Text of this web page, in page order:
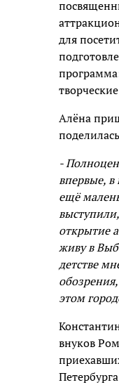
для
Алёна
-
впервые,
ещё
открытие
живу в
детстве
этом
внуков